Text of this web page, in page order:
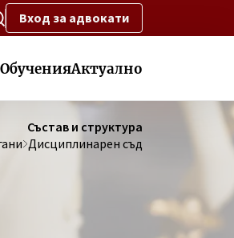
Вход за адвокати
ОбученияАктуално
Състав и структура
Дисциплинарен съд